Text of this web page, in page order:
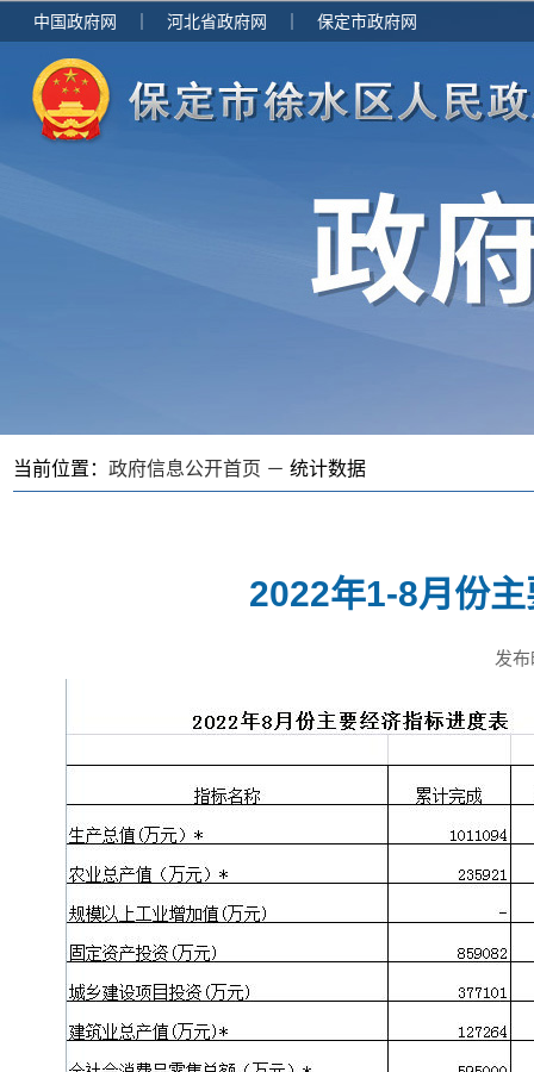
中国政府网 河北省政府网 保定市政府网
当前位置： 政府信息公开首页 － 统计数据
2022年1-8月份
发